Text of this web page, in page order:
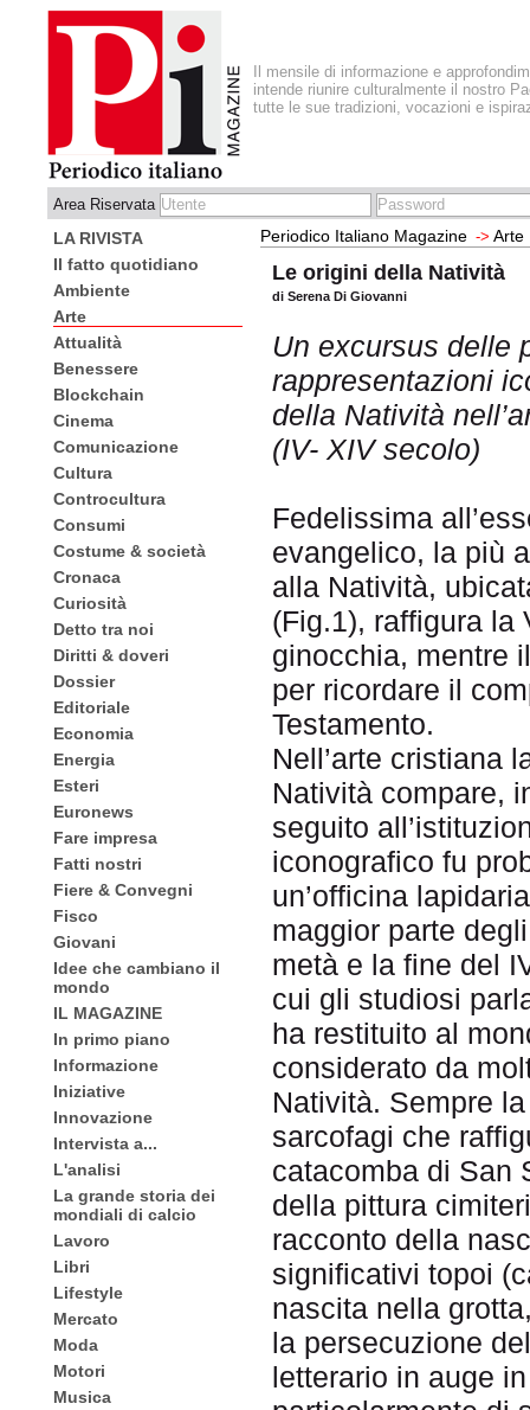
Il mensile di informazione e
intende riunire culturalmente il nostro
tutte le sue tradizioni, vocazioni e
Area Riservata
LA RIVISTA
Il fatto quotidiano
Ambiente
Arte
Attualità
Benessere
Blockchain
Cinema
Comunicazione
Cultura
Controcultura
Consumi
Costume & società
Cronaca
Curiosità
Detto tra noi
Diritti & doveri
Dossier
Editoriale
Economia
Energia
Esteri
Euronews
Fare impresa
Fatti nostri
Fiere & Convegni
Fisco
Giovani
Idee che cambiano il
mondo
IL MAGAZINE
In primo piano
Informazione
Iniziative
Innovazione
Intervista a...
L'analisi
La grande storia dei
mondiali di calcio
Lavoro
Libri
Lifestyle
Mercato
Moda
Motori
Musica
Periodico Italiano Magazine -> Arte
Le origini della Natività
di Serena Di Giovanni
Un excursus delle
rappresentazioni
della Natività
(IV- XIV secolo)
Fedelissima
evangelico, la più
alla Natività,
(Fig.1), raffigura la
ginocchia, mentre
per ricordare il
Testamento.
Nell’arte cristiana
Natività compare,
seguito
iconografico fu
un’officina
maggior parte
metà e la fine del
cui gli studiosi
ha restituito al
considerato da
Natività. Sempre
sarcofagi che
catacomba di San
della pittura
racconto della
significativi topoi
nascita nella
la persecuzione
letterario in auge